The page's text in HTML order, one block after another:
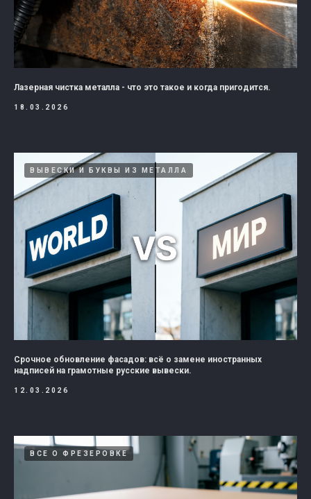
Лазерная чистка металла - что это такое и когда пригодится.
18.03.2026
ВЫВЕСКИ И БУКВЫ ИЗ МЕТАЛЛА
Срочное обновление фасадов: всё о замене иностранных
надписей на грамотные русские вывески.
12.03.2026
ВСЕ О ФРЕЗЕРОВКЕ